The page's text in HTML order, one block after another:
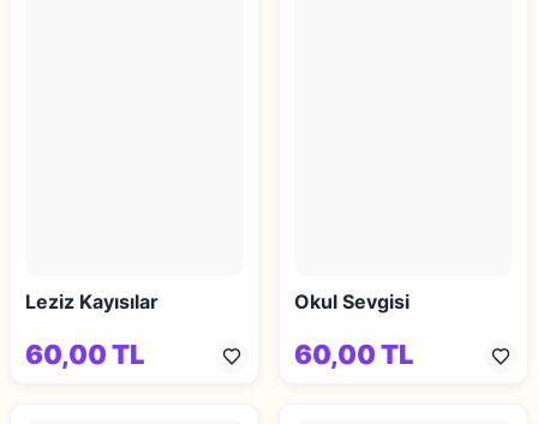
Leziz Kayısılar
60,00 TL
Okul Sevgisi
60,00 TL